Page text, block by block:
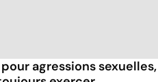
agressions